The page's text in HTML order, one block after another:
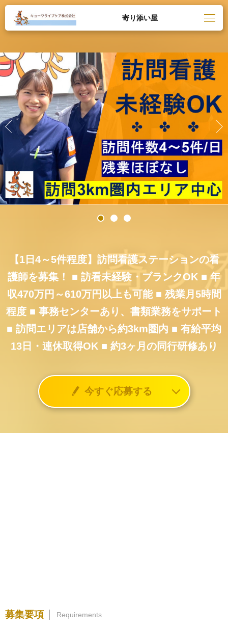
寄り添い屋
【1日4～5件程度】訪問看護ステーションの看
護師を募集！
■ 訪看未経験・ブランクOK ■ 年
収470万円～610万円以上も可能■ 残業月5時間
程度 ■ 事務センターあり、書類業務をサポート
■ 訪問エリアは店舗から約3km圏内 ■ 有給平均
13日・連休取得OK■ 約3ヶ月の同行研修あり
今すぐ応募する
募集要項 Requirements